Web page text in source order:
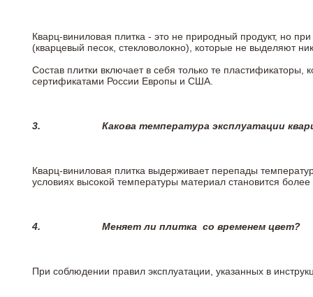
Кварц-виниловая плитка - это не природный продукт, но
(кварцевый песок, стекловолокно), которые не выделяют
Состав плитки включает в себя только те
сертификатами России Европы и США.
3. Какова температура эксплуатации
Кварц-виниловая плитка выдерживает перепады
условиях высокой температуры материал становится
4. Меняет ли плитка со временем цвет?
При соблюдении правил эксплуатации, указанных в